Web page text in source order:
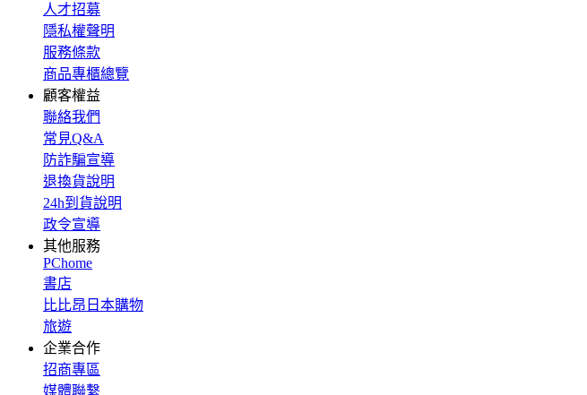
人才招募
隱私權聲明
服務條款
商品專櫃總覽
顧客權益
聯絡我們
常見Q&A
防詐騙宣導
退換貨說明
24h到貨說明
政令宣導
其他服務
PChome
書店
比比昂日本購物
旅遊
企業合作
招商專區
媒體聯繫